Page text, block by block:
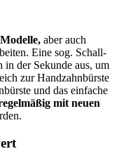
aber auch
Eine sog. Schall-
in der Sekunde aus, um
zur Handzahnbürste
und das einfache
mit neuen